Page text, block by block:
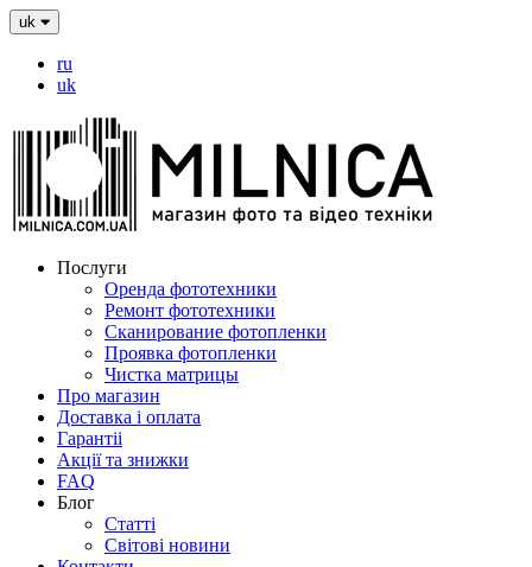
uk
ru
uk
Послуги
Оренда фототехники
Ремонт фототехники
Сканирование фотопленки
Проявка фотопленки
Чистка матрицы
Про магазин
Доставка і оплата
Гарантіі
Акції та знижки
FAQ
Блог
Статті
Світові новини